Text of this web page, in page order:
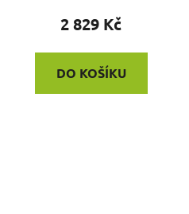
2 829 Kč
DO KOŠÍKU